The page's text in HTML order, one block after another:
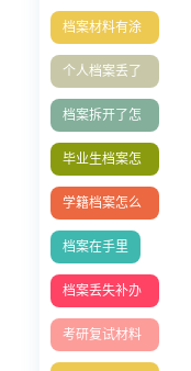
要档案吗
档案材料有涂
改
个人档案丢了
怎么办?档案
能补办吗
档案拆开了怎
么办
毕业生档案怎
么放到人才市
场
学籍档案怎么
补办
档案在手里
档案丢失补办
流程
考研复试材料
清单